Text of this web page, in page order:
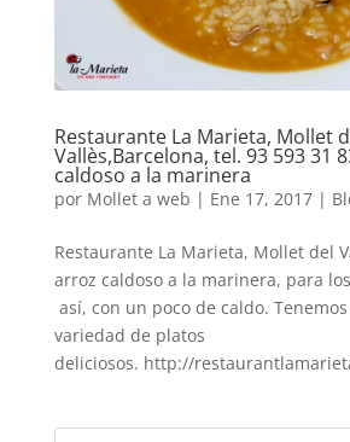
Restaurante La Marieta, Mollet
Vallès,Barcelona, tel. 93 593 31
caldoso a la marinera
por Mollet a web | Ene 17, 2017|
Restaurante La Marieta, Mollet del
arroz caldoso a la marinera, para
así, con un poco de caldo.
variedad de platos
deliciosos. http://